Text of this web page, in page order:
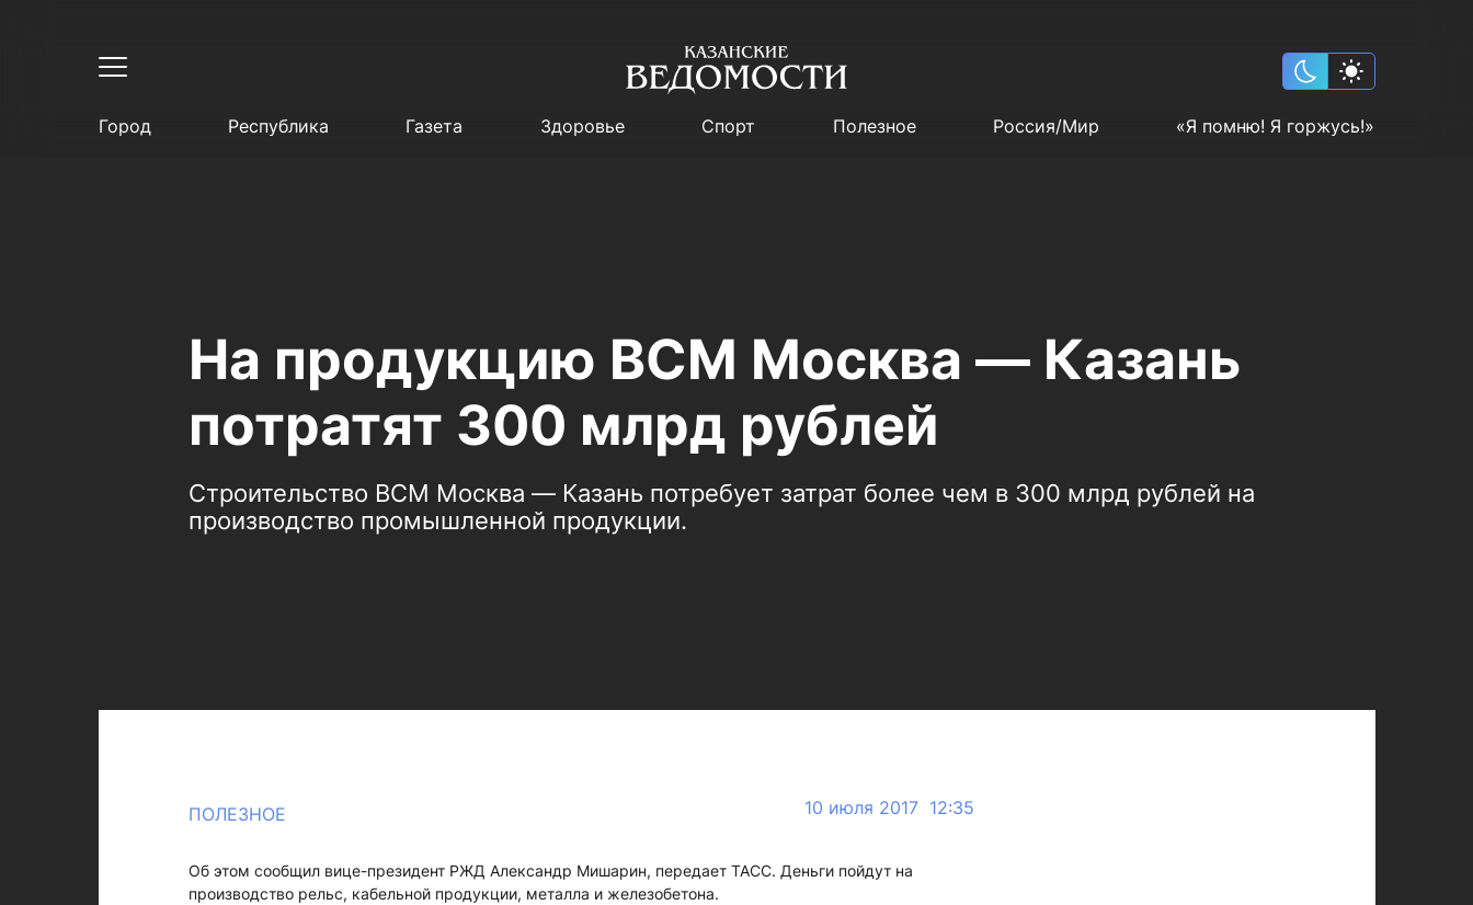
Город Республика Газета Здоровье Спорт Полезное Россия/Мир «Я помню! Я горжусь!»
На продукцию ВСМ Москва — Казань
потратят 300 млрд рублей
Строительство ВСМ Москва — Казань потребует затрат более чем в 300 млрд рублей на
производство промышленной продукции.
ПОЛЕЗНОЕ 10 июля 2017 12:35
Об этом сообщил вице-президент РЖД Александр Мишарин, передает ТАСС. Деньги пойдут на
производство рельс, кабельной продукции, металла и железобетона.